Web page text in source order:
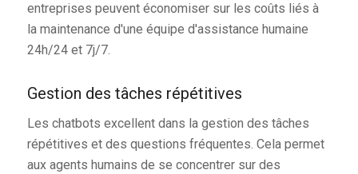
entreprises peuvent économiser sur les coûts liés à
la maintenance d'une équipe d'assistance humaine
24h/24 et 7j/7.
Gestion des tâches répétitives
Les chatbots excellent dans la gestion des tâches
répétitives et des questions fréquentes. Cela permet
aux agents humains de se concentrer sur des